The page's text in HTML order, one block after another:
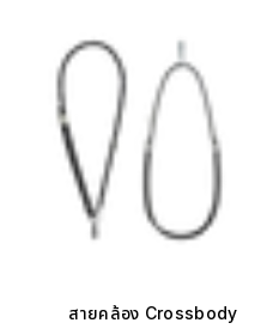
สายคล้อง Crossbody